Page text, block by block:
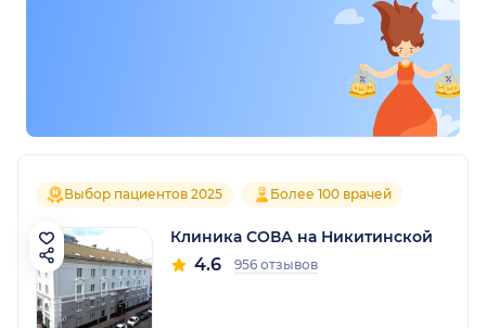
Выбор пациентов 2025 Более 100 врачей
Клиника СОВА на Никитинской
4.6 956 отзывов